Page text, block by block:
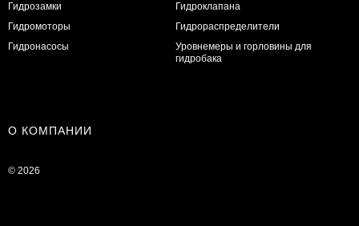
Гидрозамки
Гидромоторы
Гидронасосы
Гидроклапана
Гидрораспределители
Уровнемеры и горловины для
гидробака
О КОМПАНИИ
© 2026